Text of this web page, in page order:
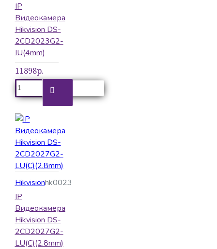
IP
Видеокамера
Hikvision DS-
2CD2023G2-
IU(4mm)
11898р.
Hikvisionhk0023
IP
Видеокамера
Hikvision DS-
2CD2027G2-
LU(C)(2.8mm)